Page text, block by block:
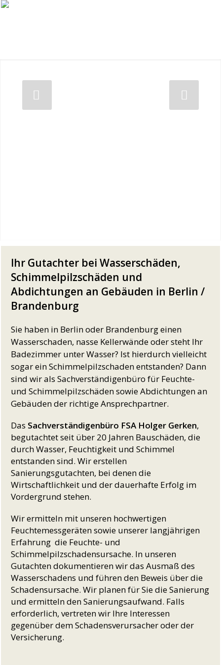
Ihr Gutachter bei Wasserschäden,
Schimmelpilzschäden und
Abdichtungen an Gebäuden in Berlin /
Brandenburg
Sie haben in Berlin oder Brandenburg einen
Wasserschaden, nasse Kellerwände oder steht Ihr
Badezimmer unter Wasser? Ist hierdurch vielleicht
sogar ein Schimmelpilzschaden entstanden? Dann
sind wir als Sachverständigenbüro für Feuchte-
und Schimmelpilzschäden sowie Abdichtungen an
Gebäuden der richtige Ansprechpartner.
Das Sachverständigenbüro FSA Holger Gerken,
begutachtet seit über 20 Jahren Bauschäden, die
durch Wasser, Feuchtigkeit und Schimmel
entstanden sind. Wir erstellen
Sanierungsgutachten, bei denen die
Wirtschaftlichkeit und der dauerhafte Erfolg im
Vordergrund stehen.
Wir ermitteln mit unseren hochwertigen
Feuchtemessgeräten sowie unserer langjährigen
Erfahrung die Feuchte- und
Schimmelpilzschadensursache. In unseren
Gutachten dokumentieren wir das Ausmaß des
Wasserschadens und führen den Beweis über die
Schadensursache. Wir planen für Sie die Sanierung
und ermitteln den Sanierungsaufwand. Falls
erforderlich, vertreten wir Ihre Interessen
gegenüber dem Schadensverursacher oder der
Versicherung.